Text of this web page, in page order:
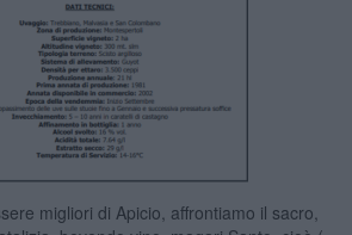
migliori di Apicio, affrontiamo il sacro,